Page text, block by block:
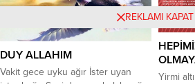
çarpıcı
Ebru ile
DUY ALLAHIM
Vakit gece uyku ağır İster uyan
Yirmi
REKLAMI KAPAT